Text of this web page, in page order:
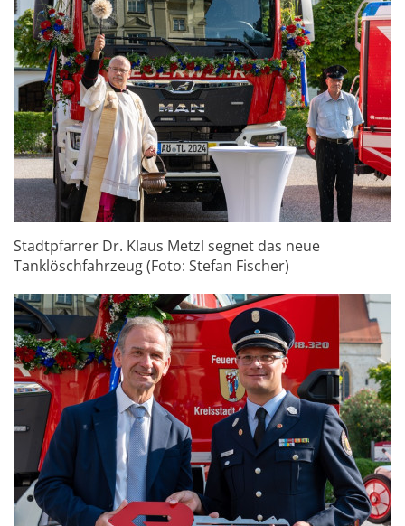
Stadtpfarrer Dr. Klaus Metzl segnet das neue
Tanklöschfahrzeug (Foto: Stefan Fischer)